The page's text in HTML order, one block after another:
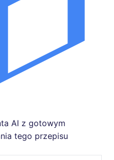
AI z gotowym
tego przepisu